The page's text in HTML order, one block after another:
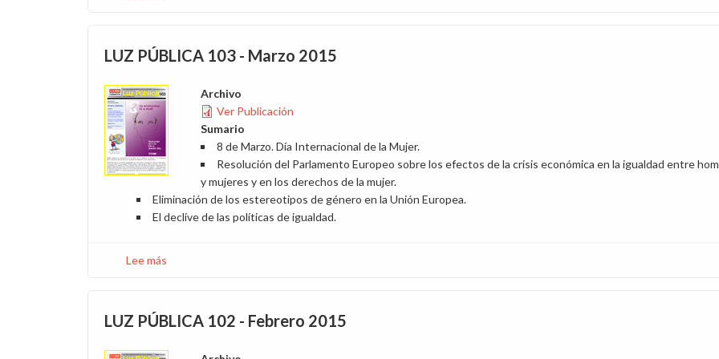
104
-
Julio
LUZ PÚBLICA 103 - Marzo 2015
Archivo
Ver Publicación
Sumario
8 de Marzo. Día Internacional de la Mujer.
Resolución del Parlamento Europeo sobre los efectos de la crisis económica en la igualdad entre
y mujeres y en los derechos de la mujer.
Eliminación de los estereotipos de género en la Unión Europea.
El declive de las políticas de igualdad.
Lee más
103
-
Marzo
LUZ PÚBLICA 102 - Febrero 2015